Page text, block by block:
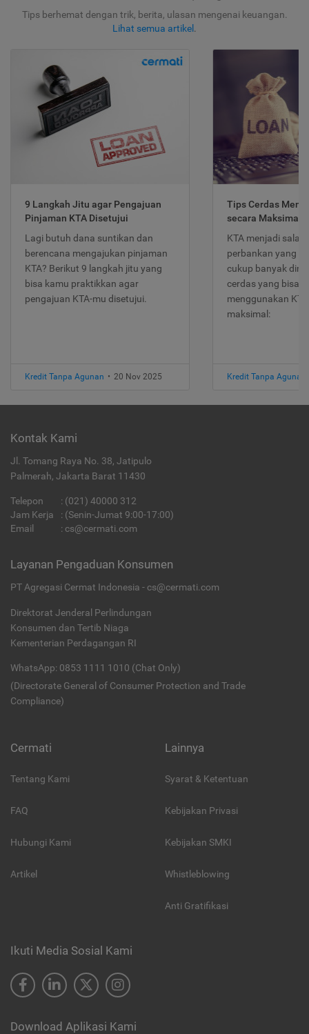
Tips berhemat dengan trik, berita, ulasan mengenai keuangan.
Lihat semua artikel .
9 Langkah Jitu agar Pengajuan
Pinjaman KTA Disetujui
Lagi butuh dana suntikan dan
berencana mengajukan pinjaman
KTA? Berikut 9 langkah jitu yang
bisa kamu praktikkan agar
pengajuan KTA-mu disetujui.
Kredit Tanpa Agunan • 20 Nov 2025
Tips Cerdas
secara Maksimal
KTA menjadi
perbankan yang
cukup banyak
cerdas yang bisa
menggunakan
maksimal:
Kredit Tanpa Agunan
Kontak Kami
Jl. Tomang Raya No. 38, Jatipulo
Palmerah, Jakarta Barat 11430
Telepon : (021) 40000 312
Jam Kerja
: (Senin-Jumat 9:00-17:00)
Email
: cs@cermati.com
Layanan Pengaduan Konsumen
PT Agregasi Cermat Indonesia - cs@cermati.com
Direktorat Jenderal Perlindungan
Konsumen dan Tertib Niaga
Kementerian Perdagangan RI
WhatsApp: 0853 1111 1010 (Chat Only)
(Directorate General of Consumer Protection and Trade
Compliance)
Cermati
Tentang Kami
FAQ
Hubungi Kami
Artikel
Lainnya
Syarat & Ketentuan
Kebijakan Privasi
Kebijakan SMKI
Whistleblowing
Anti Gratifikasi
Ikuti Media Sosial Kami
Download Aplikasi Kami